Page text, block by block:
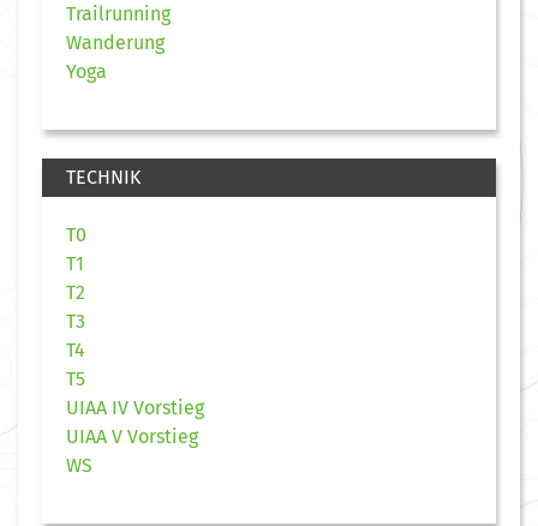
Trailrunning
Wanderung
Yoga
TECHNIK
T0
T1
T2
T3
T4
T5
UIAA IV Vorstieg
UIAA V Vorstieg
WS